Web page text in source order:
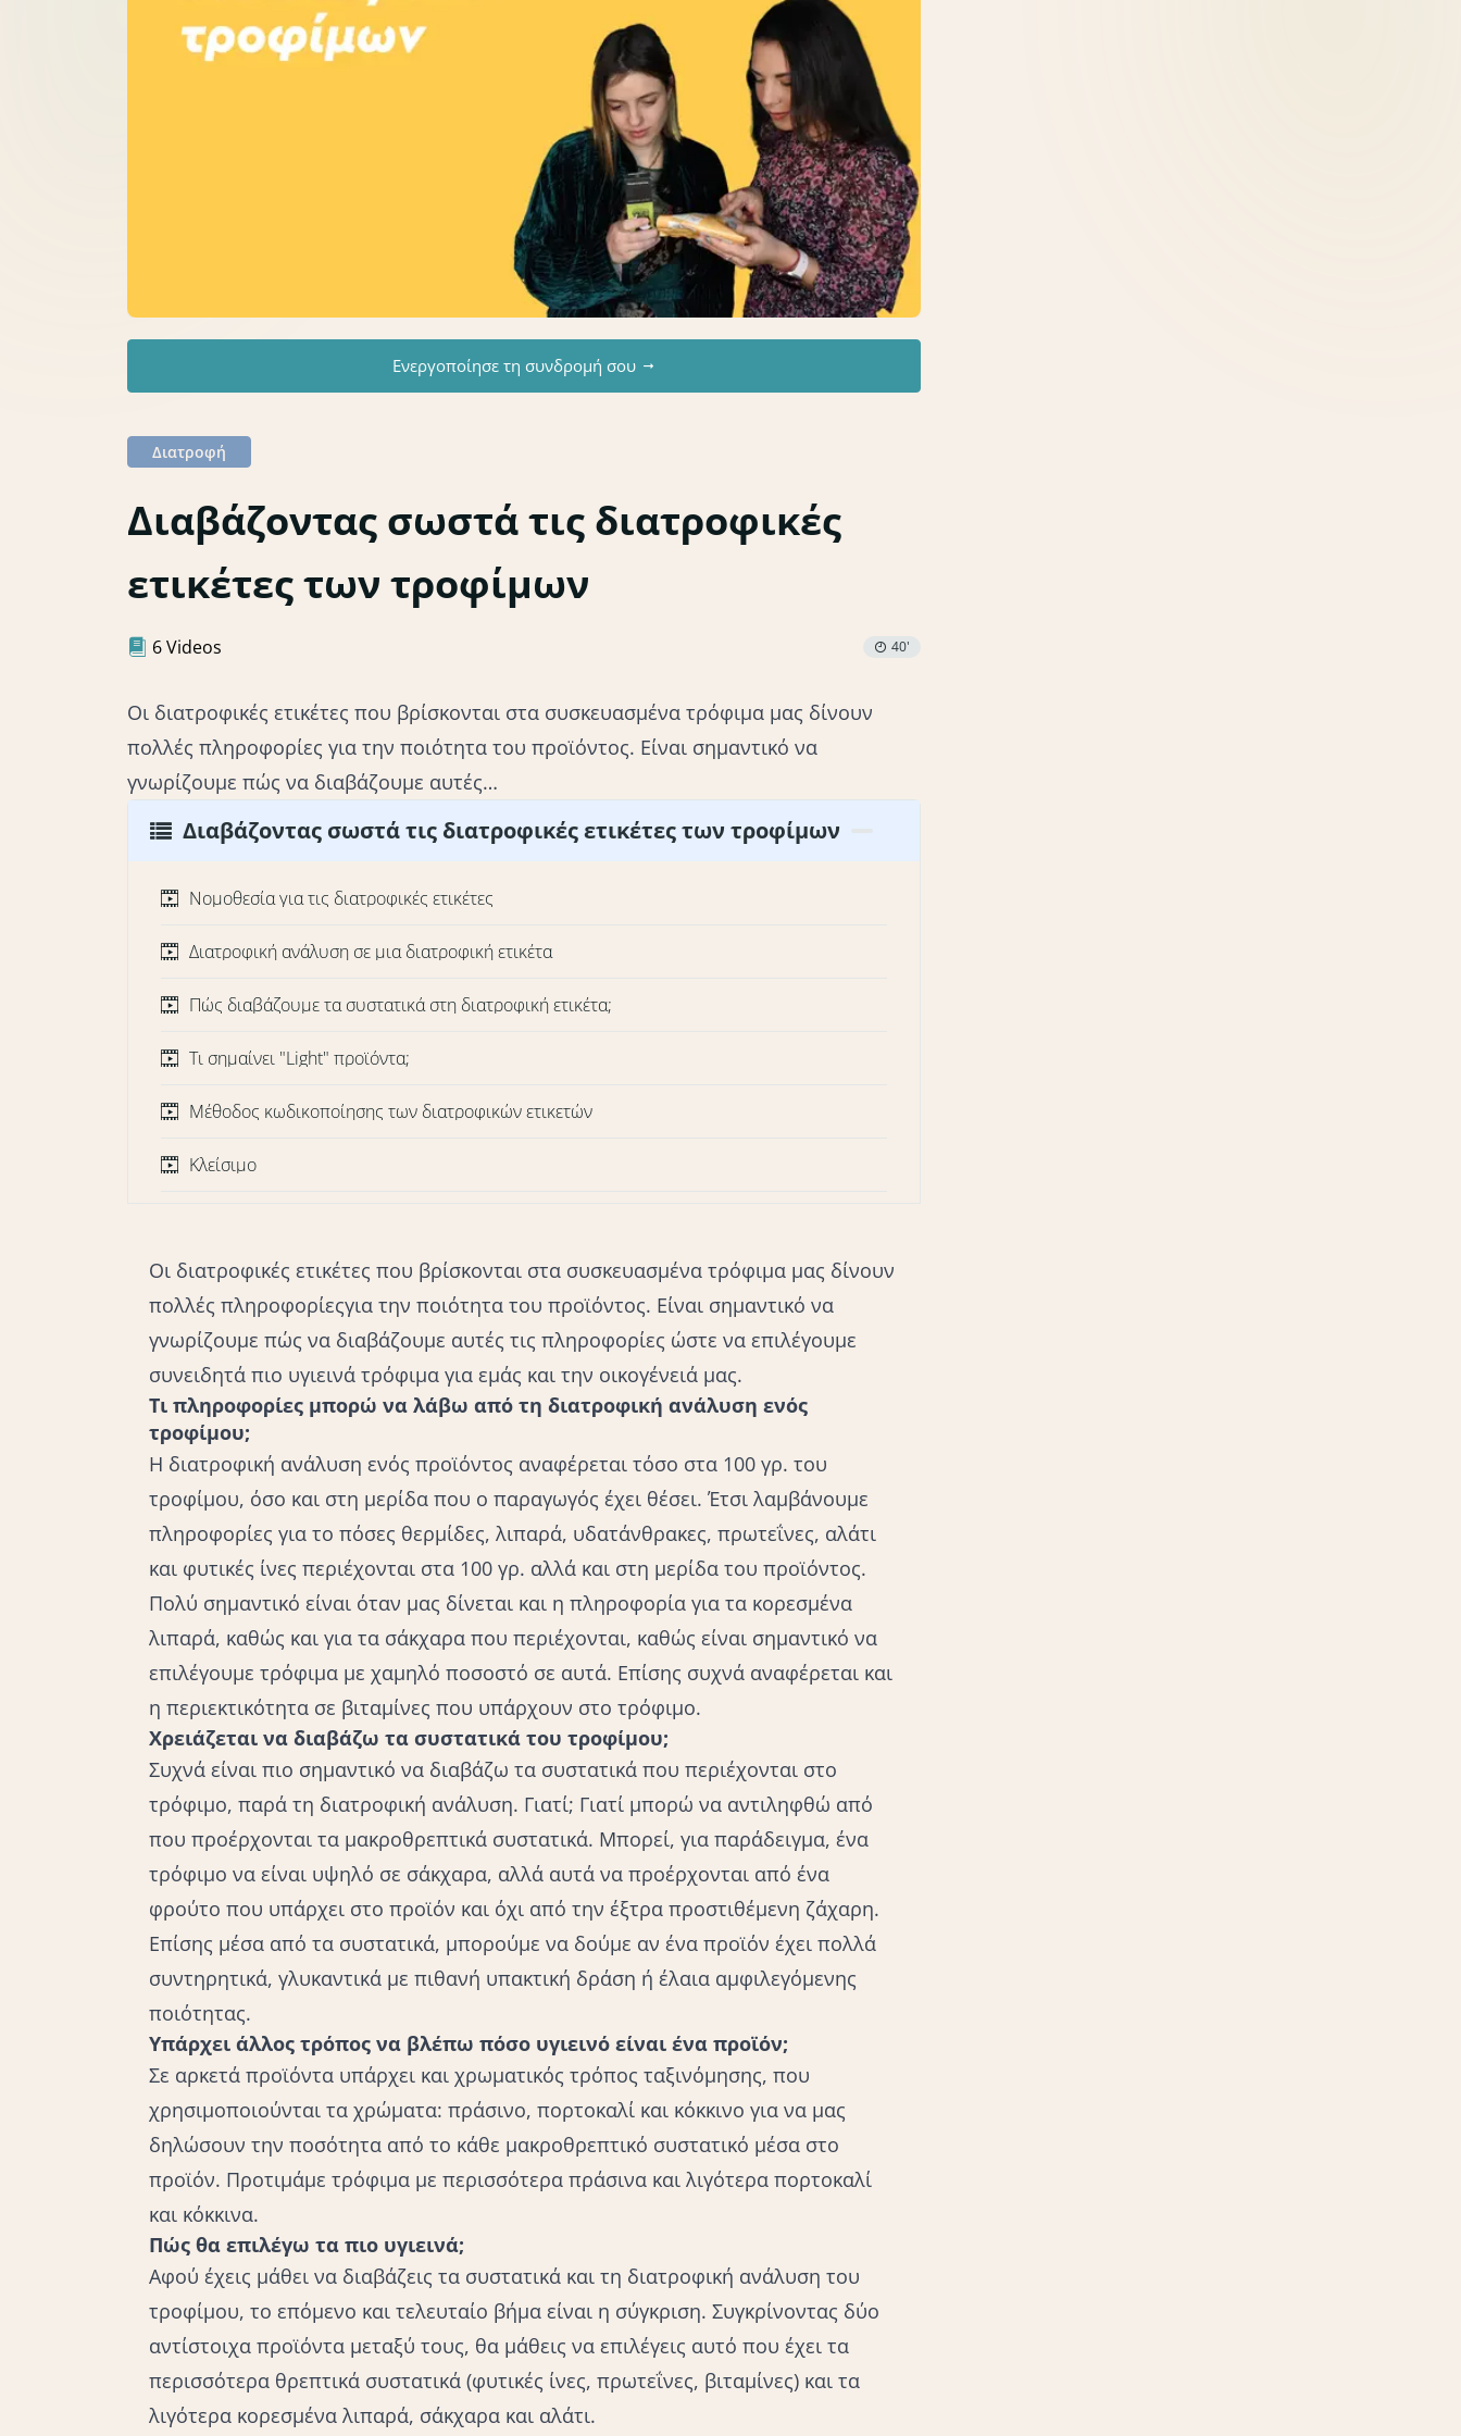
Ενεργοποίησε τη συνδρομή σου
Διατροφή
Διαβάζοντας σωστά τις διατροφικές
ετικέτες των τροφίμων
6 Videos 40'
Οι διατροφικές ετικέτες που βρίσκονται στα συσκευασμένα τρόφιμα μας δίνουν
πολλές πληροφορίες για την ποιότητα του προϊόντος. Είναι σημαντικό να
γνωρίζουμε πώς να διαβάζουμε αυτές…
Διαβάζοντας σωστά τις διατροφικές ετικέτες των τροφίμων
Νομοθεσία για τις διατροφικές ετικέτες
Διατροφική ανάλυση σε μια διατροφική ετικέτα
Πώς διαβάζουμε τα συστατικά στη διατροφική ετικέτα;
Τι σημαίνει "Light" προϊόντα;
Μέθοδος κωδικοποίησης των διατροφικών ετικετών
Κλείσιμο
Οι διατροφικές ετικέτες που βρίσκονται στα συσκευασμένα τρόφιμα μας δίνουν
πολλές πληροφορίεςγια την ποιότητα του προϊόντος. Είναι σημαντικό να
γνωρίζουμε πώς να διαβάζουμε αυτές τις πληροφορίες ώστε να επιλέγουμε
συνειδητά πιο υγιεινά τρόφιμα για εμάς και την οικογένειά μας.
Τι πληροφορίες μπορώ να λάβω από τη διατροφική ανάλυση ενός
τροφίμου;
Η διατροφική ανάλυση ενός προϊόντος αναφέρεται τόσο στα 100 γρ. του
τροφίμου, όσο και στη μερίδα που ο παραγωγός έχει θέσει. Έτσι λαμβάνουμε
πληροφορίες για το πόσες θερμίδες, λιπαρά, υδατάνθρακες, πρωτεΐνες, αλάτι
και φυτικές ίνες περιέχονται στα 100 γρ. αλλά και στη μερίδα του προϊόντος.
Πολύ σημαντικό είναι όταν μας δίνεται και η πληροφορία για τα κορεσμένα
λιπαρά, καθώς και για τα σάκχαρα που περιέχονται, καθώς είναι σημαντικό να
επιλέγουμε τρόφιμα με χαμηλό ποσοστό σε αυτά. Επίσης συχνά αναφέρεται και
η περιεκτικότητα σε βιταμίνες που υπάρχουν στο τρόφιμο.
Χρειάζεται να διαβάζω τα συστατικά του τροφίμου;
Συχνά είναι πιο σημαντικό να διαβάζω τα συστατικά που περιέχονται στο
τρόφιμο, παρά τη διατροφική ανάλυση. Γιατί; Γιατί μπορώ να αντιληφθώ από
που προέρχονται τα μακροθρεπτικά συστατικά. Μπορεί, για παράδειγμα, ένα
τρόφιμο να είναι υψηλό σε σάκχαρα, αλλά αυτά να προέρχονται από ένα
φρούτο που υπάρχει στο προϊόν και όχι από την έξτρα προστιθέμενη ζάχαρη.
Επίσης μέσα από τα συστατικά, μπορούμε να δούμε αν ένα προϊόν έχει πολλά
συντηρητικά, γλυκαντικά με πιθανή υπακτική δράση ή έλαια αμφιλεγόμενης
ποιότητας.
Υπάρχει άλλος τρόπος να βλέπω πόσο υγιεινό είναι ένα προϊόν;
Σε αρκετά προϊόντα υπάρχει και χρωματικός τρόπος ταξινόμησης, που
χρησιμοποιούνται τα χρώματα: πράσινο, πορτοκαλί και κόκκινο για να μας
δηλώσουν την ποσότητα από το κάθε μακροθρεπτικό συστατικό μέσα στο
προϊόν. Προτιμάμε τρόφιμα με περισσότερα πράσινα και λιγότερα πορτοκαλί
και κόκκινα.
Πώς θα επιλέγω τα πιο υγιεινά;
Αφού έχεις μάθει να διαβάζεις τα συστατικά και τη διατροφική ανάλυση του
τροφίμου, το επόμενο και τελευταίο βήμα είναι η σύγκριση. Συγκρίνοντας δύο
αντίστοιχα προϊόντα μεταξύ τους, θα μάθεις να επιλέγεις αυτό που έχει τα
περισσότερα θρεπτικά συστατικά (φυτικές ίνες, πρωτεΐνες, βιταμίνες) και τα
λιγότερα κορεσμένα λιπαρά, σάκχαρα και αλάτι.